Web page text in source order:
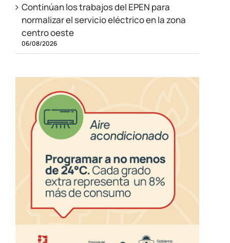
Continúan los trabajos del EPEN para
normalizar el servicio eléctrico en la zona
centro oeste
06/08/2026